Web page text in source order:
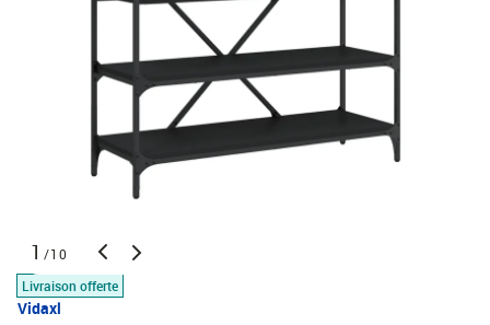
1 /10
Livraison offerte
Vidaxl